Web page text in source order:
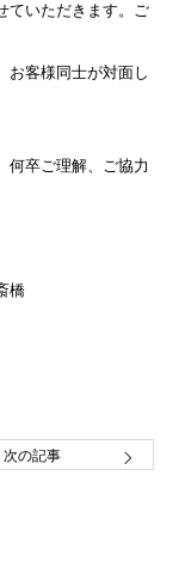
ていただきます。ご
お客様同士が対面し
何卒ご理解、ご協力
橋
次の記事